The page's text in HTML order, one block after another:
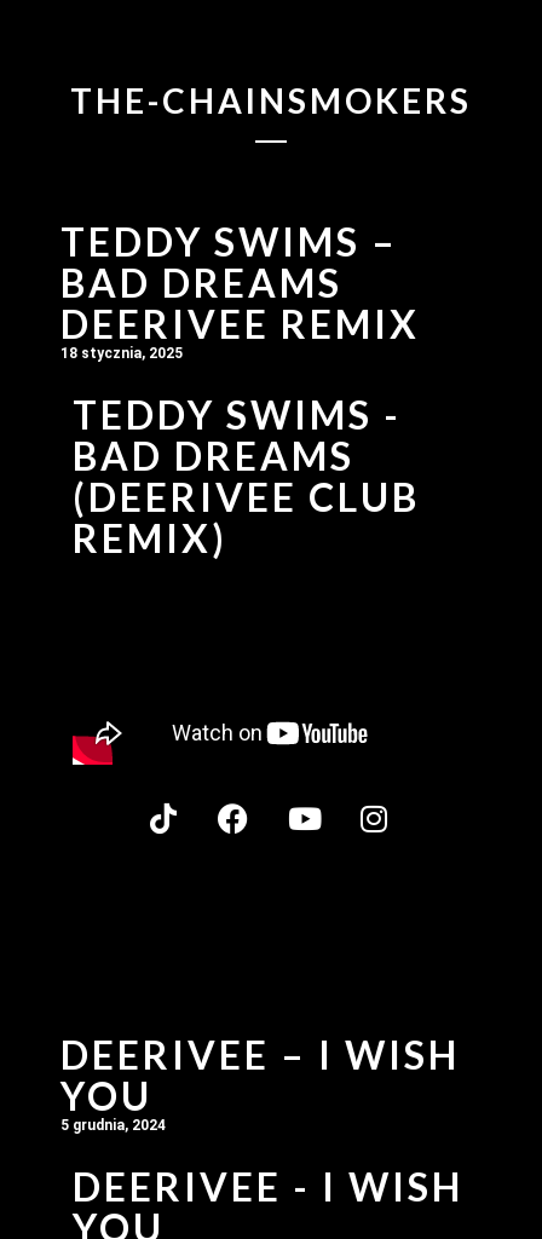
THE-CHAINSMOKERS
TEDDY SWIMS –
BAD DREAMS
DEERIVEE REMIX
18 stycznia, 2025
TEDDY SWIMS -
BAD DREAMS
(DEERIVEE CLUB
REMIX)
DEERIVEE – I WISH
YOU
5 grudnia, 2024
DEERIVEE - I WISH
YOU